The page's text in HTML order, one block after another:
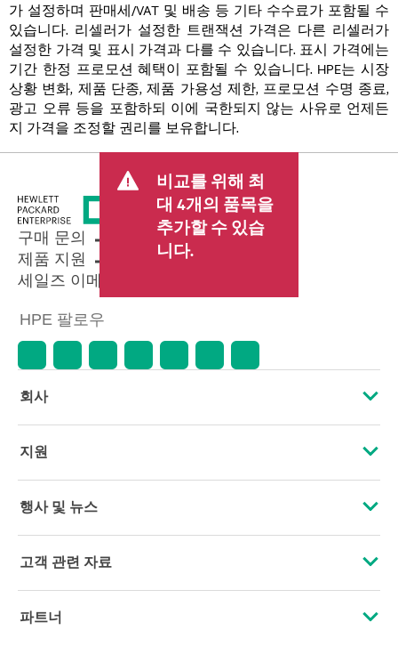
가 설정하며 판매세/VAT 및 배송 등 기타 수수료가 포함될 수
있습니다. 리셀러가 설정한 트랜잭션 가격은 다른 리셀러가
설정한 가격 및 표시 가격과 다를 수 있습니다. 표시 가격에는
기간 한정 프로모션 혜택이 포함될 수 있습니다. HPE는 시장
상황 변화, 제품 단종, 제품 가용성 제한, 프로모션 수명 종료,
광고 오류 등을 포함하되 이에 국한되지 않는 사유로 언제든
지 가격을 조정할 권리를 보유합니다.
비교를 위해 최
대 4개의 품목을
추가할 수 있습
니다.
구매 문의
제품 지원
세일즈 이메일 보내기
HPE 팔로우
회사
HPE 소개
기업의 책임
HPE Labs
지원
운영 지원 서비스
소프트웨어 및 드라이버
행사 및 뉴스
행사
고객 관련 자료
문의하기
파트너